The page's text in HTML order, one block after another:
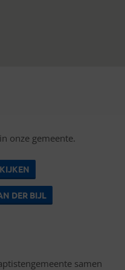
onze gemeente.
DER BIJL
samen